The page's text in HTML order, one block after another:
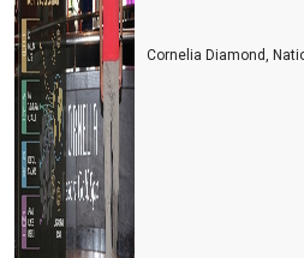
Zamanın durduğu şehir Yalvaç
Kriz anlarında karar alma sanatı
İnsanın en az üç alternatifi olmalı
Taksiler ve şehrin imajı
Hayat seçtiğiniz kadındır
Cornelia Diamond,